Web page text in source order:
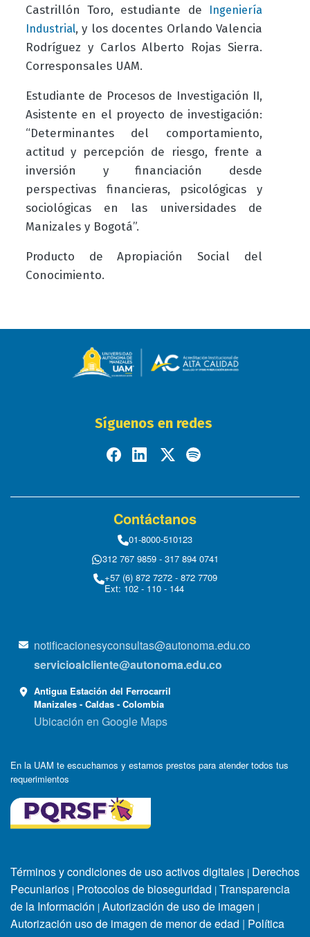
Castrillón Toro, estudiante de
Ingeniería
Industrial, y los docentes Orlando Valencia
Rodríguez y Carlos Alberto Rojas Sierra.
Corresponsales UAM.
Estudiante de Procesos de Investigación II,
Asistente en el proyecto de investigación:
“Determinantes del comportamiento,
actitud y percepción de riesgo, frente a
inversión y financiación desde
perspectivas financieras, psicológicas y
sociológicas en las universidades de
Manizales y Bogotá”.
Producto de Apropiación Social del
Conocimiento.
Síguenos en redes
Contáctanos
01-8000-510123
312 767 9859 - 317 894 0741
+57 (6) 872 7272 - 872 7709
Ext: 102 - 110 - 144
notificacionesyconsultas@autonoma.edu.co
servicioalcliente@autonoma.edu.co
Antigua Estación del Ferrocarril
Manizales - Caldas - Colombia
Ubicación en Google Maps
En la UAM te escuchamos y estamos prestos para atender todos tus
requerimientos
Términos y condiciones de uso activos digitales | Derechos
Pecuniarios | Protocolos de bioseguridad | Transparencia
de la Información | Autorización de uso de imagen |
Autorización uso de imagen de menor de edad | Política